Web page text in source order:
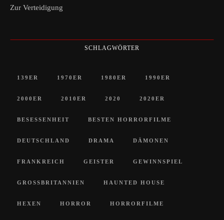
Zur Verteidigung
SCHLAGWÖRTER
139ER 1970ER 1980ER 1990ER
2000ER 2010ER 2020 2020ER
BESESSENHEIT BESTEN HORRORFILME
DEUTSCHLAND DRAMA DÄMONEN
FRANKREICH GEISTER GEWINNSPIEL
GROSSBRITANNIEN HAUNTED HOUSE
HEXEN HORROR HORRORFILME